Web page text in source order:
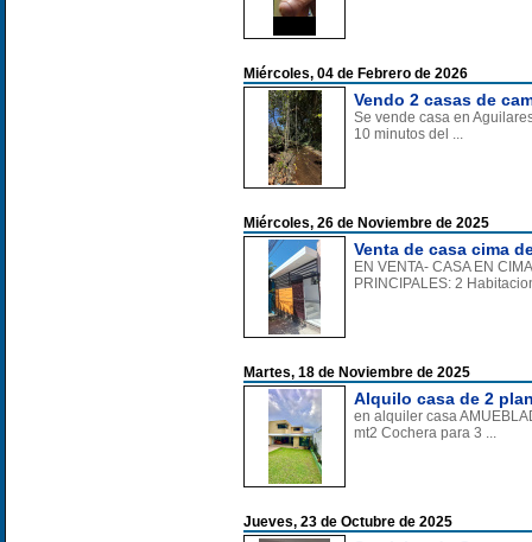
Miércoles, 04 de Febrero de 2026
Vendo 2 casas de
Se vende casa en
10 minutos del ...
Miércoles, 26 de Noviembre de 2025
Venta de casa cima
EN VENTA- CASA EN
PRINCIPALES: 2
Martes, 18 de Noviembre de 2025
Alquilo casa de 2
en alquiler casa
mt2 Cochera para 3 ...
Jueves, 23 de Octubre de 2025